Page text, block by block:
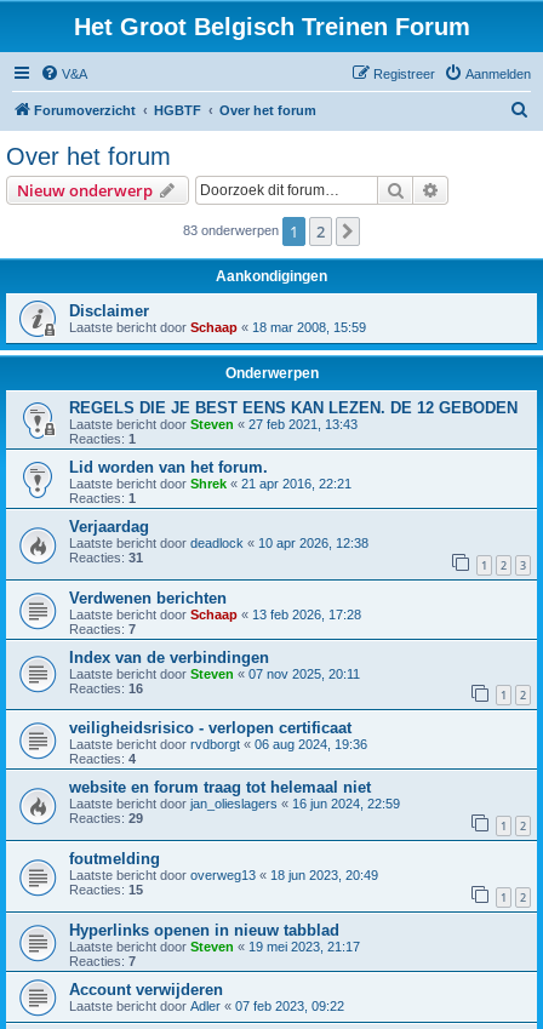
Het Groot Belgisch Treinen Forum
V&A Aanmelden
Registreer
Forumoverzicht HGBTF Over het forum
Over het forum
Nieuw onderwerp Zoek
83 onderwerpen 1 2
Aankondigingen
Disclaimer
Laatste bericht door Schaap « 18 mar 2008, 15:59
Onderwerpen
REGELS DIE JE BEST EENS KAN LEZEN. DE 12 GEBODEN
Laatste bericht door Steven « 27 feb 2021, 13:43
Reacties: 1
Lid worden van het forum.
Laatste bericht door Shrek « 21 apr 2016, 22:21
Reacties: 1
Verjaardag
Laatste bericht door deadlock « 10 apr 2026, 12:38
Reacties: 31 1 2 3
Verdwenen berichten
Laatste bericht door Schaap « 13 feb 2026, 17:28
Reacties: 7
Index van de verbindingen
Laatste bericht door Steven « 07 nov 2025, 20:11
Reacties: 16 1 2
veiligheidsrisico - verlopen certificaat
Laatste bericht door rvdborgt « 06 aug 2024, 19:36
Reacties: 4
website en forum traag tot helemaal niet
Laatste bericht door jan_olieslagers « 16 jun 2024, 22:59
Reacties: 29 1 2
foutmelding
Laatste bericht door overweg13 « 18 jun 2023, 20:49
Reacties: 15 1 2
Hyperlinks openen in nieuw tabblad
Laatste bericht door Steven « 19 mei 2023, 21:17
Reacties: 7
Account verwijderen
Laatste bericht door Adler « 07 feb 2023, 09:22